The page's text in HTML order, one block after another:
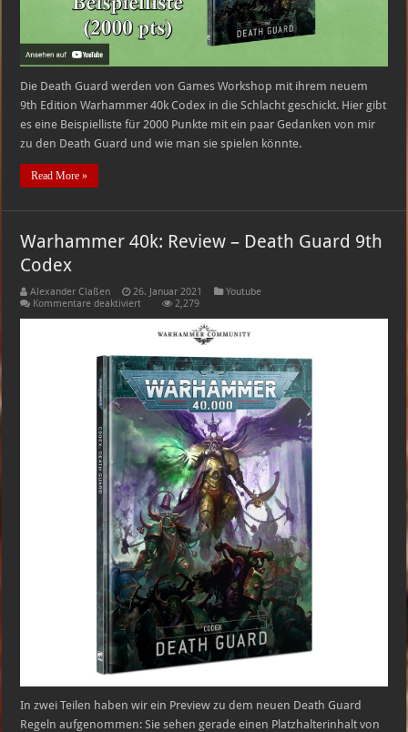
Die Death Guard werden von Games Workshop mit ihrem neuem
9th Edition Warhammer 40k Codex in die Schlacht geschickt. Hier gibt
es eine Beispielliste für 2000 Punkte mit ein paar Gedanken von mir
zu den Death Guard und wie man sie spielen könnte.
Read More »
Warhammer 40k: Review – Death Guard 9th
Codex
Alexander Claßen 26. Januar 2021
Youtube
Kommentare deaktiviertfür
Review
Death
Guard
9th
Codex
2,279
In zwei Teilen haben wir ein Preview zu dem neuen Death Guard
Regeln aufgenommen: Sie sehen gerade einen Platzhalterinhalt von